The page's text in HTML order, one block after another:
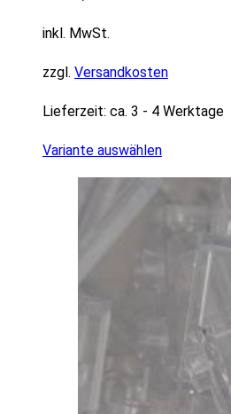
inkl. MwSt.
zzgl. Versandkosten
Lieferzeit: ca. 3 - 4 Werktage
Variante auswählen